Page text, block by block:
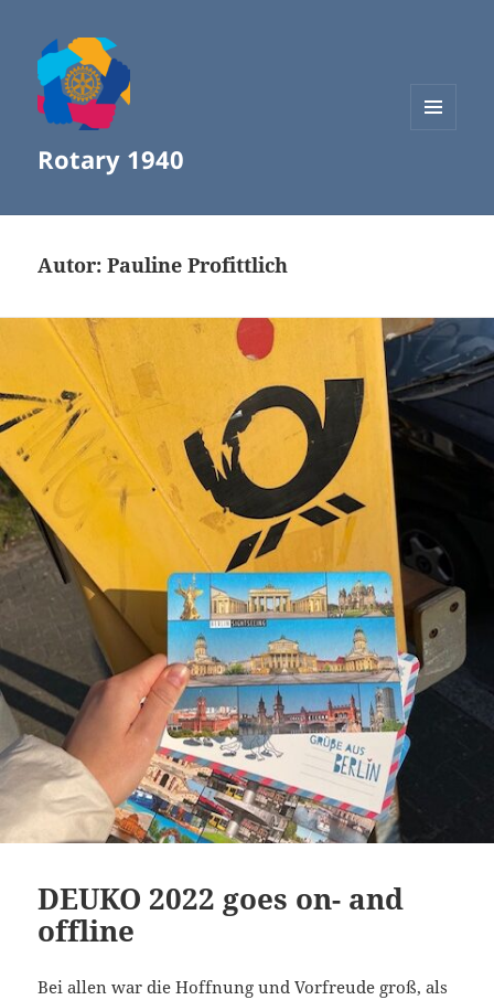
Rotary 1940
Autor:Pauline Profittlich
DEUKO 2022 goes on- and
offline
Bei allen war die Hoffnung und Vorfreude groß, als